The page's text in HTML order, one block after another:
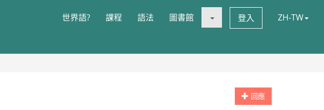
世界語? 課程 語法 圖書館 登入 ZH-TW
回應